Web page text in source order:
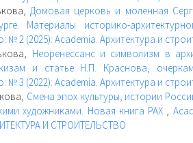
Домовая церковь и моленная
Материалы историко-
№ 2 (2025): Academia. Архитектура и
Неоренессанс и символизм в
и статье Н.П. Краснова,
№ 3 (2022): Academia. Архитектура и
Смена эпох культуры, истории
художниками. Новая книга РАХ
И СТРОИТЕЛЬСТВО